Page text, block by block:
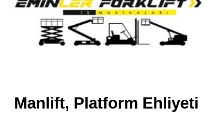
Manlift, Platform Ehliyeti